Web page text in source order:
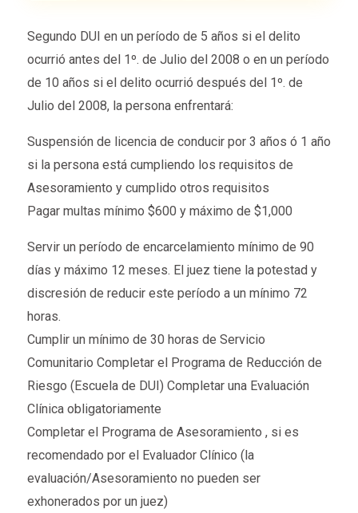
Segundo DUI en un período de 5 años si el delito
ocurrió antes del 1º. de Julio del 2008 o en un período
de 10 años si el delito ocurrió después del 1º. de
Julio del 2008, la persona enfrentará:
Suspensión de licencia de conducir por 3 años ó 1 año
si la persona está cumpliendo los requisitos de
Asesoramiento y cumplido otros requisitos
Pagar multas mínimo $600 y máximo de $1,000
Servir un período de encarcelamiento mínimo de 90
días y máximo 12 meses. El juez tiene la potestad y
discresión de reducir este período a un mínimo 72
horas.
Cumplir un mínimo de 30 horas de Servicio
Comunitario Completar el Programa de Reducción de
Riesgo (Escuela de DUI) Completar una Evaluación
Clínica obligatoriamente
Completar el Programa de Asesoramiento , si es
recomendado por el Evaluador Clínico (la
evaluación/Asesoramiento no pueden ser
exhonerados por un juez)